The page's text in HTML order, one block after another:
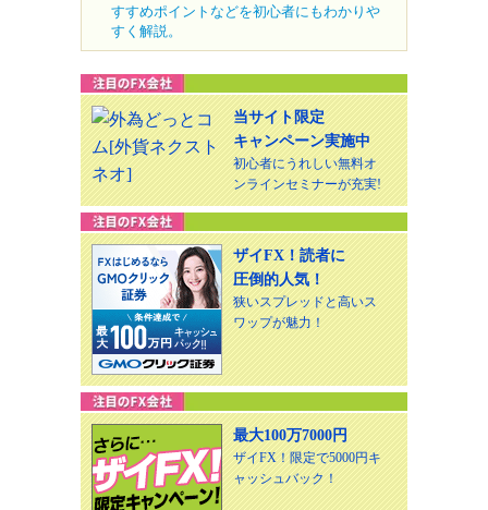
すすめポイントなどを初心者にもわかりや
すく解説。
当サイト限定
キャンペーン実施中
初心者にうれしい無料オ
ンラインセミナーが充実!
ザイFX！読者に
圧倒的人気！
狭いスプレッドと高いス
ワップが魅力！
最大100万7000円
ザイFX！限定で5000円キ
ャッシュバック！